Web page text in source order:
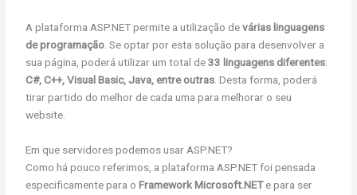
A plataforma ASP.NET permite a utilização devárias linguagens
de programação. Se optar por esta solução para desenvolver a
sua página, poderá utilizar um total de33 linguagens diferentes:
C#, C++, Visual Basic, Java, entre outras. Desta forma, poderá
tirar partido do melhor de cada uma para melhorar o seu
website.
Em que servidores podemos usar ASP.NET?
Como há pouco referimos, a plataforma ASP.NET foi pensada
especificamente para o Framework Microsoft.NETe para ser